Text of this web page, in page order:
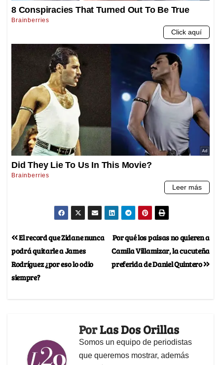
Por qué los paisas no quieren a
Camila Villamizar, la cucuteña
preferida de Daniel Quintero
El record que Zidane nunca
podrá quitarle a James
Rodríguez ¿por eso lo odio
siempre?
PorLas Dos Orillas
Somos un equipo de periodistas
que queremos mostrar, además